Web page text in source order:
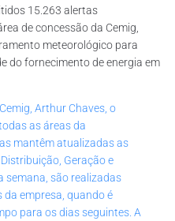
15.263 alertas
de concessão da Cemig,
meteorológico para
do fornecimento de energia em
Arthur Chaves, o
as áreas da
mantêm atualizadas as
Geração e
semana, são realizadas
da empresa, quando é
para os dias seguintes. A